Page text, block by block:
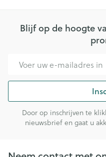
Blijf op de hoogte
Door op inschrijven te
nieuwsbrief en gaat u